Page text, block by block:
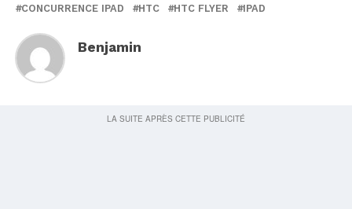
CONCURRENCE IPAD HTC HTC FLYER IPAD
Benjamin